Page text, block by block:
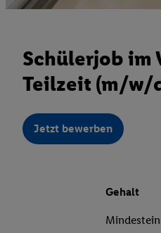
Schülerjob im
Teilzeit (m/w/
Jetzt bewerben
Gehalt